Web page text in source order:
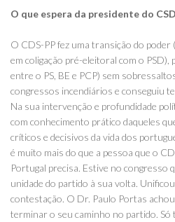
O que espera da presidente do
O CDS-PP fez uma transição do poder
em coligação pré-eleitoral com o PSD),
entre o PS, BE e PCP) sem
congressos incendiários e conseguiu
Na sua intervenção e profundidade
com conhecimento prático daqueles
críticos e decisivos da vida dos
é muito mais do que a pessoa que o
Portugal precisa. Estive no congresso
unidade do partido à sua volta.
contestação. O Dr. Paulo Portas
terminar o seu caminho no partido. Só